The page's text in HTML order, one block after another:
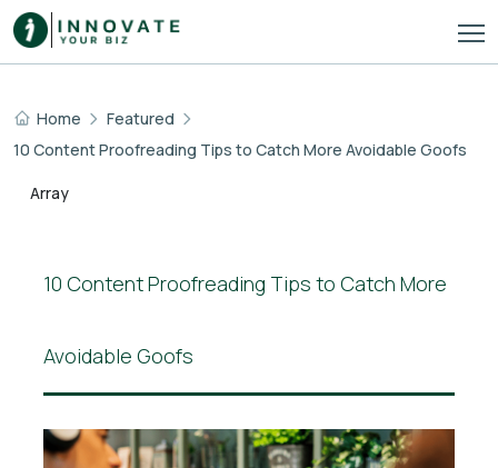
Home
Featured
10 Content Proofreading Tips to Catch More Avoidable Goofs
Array
10 Content Proofreading Tips to Catch More
Avoidable Goofs